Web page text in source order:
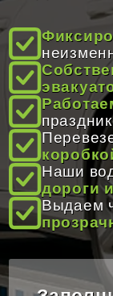
ЦЕНЫ
О НАС
ОТЗЫВЫ
КОНТАКТЫ
Наши
дороги
Выдаем